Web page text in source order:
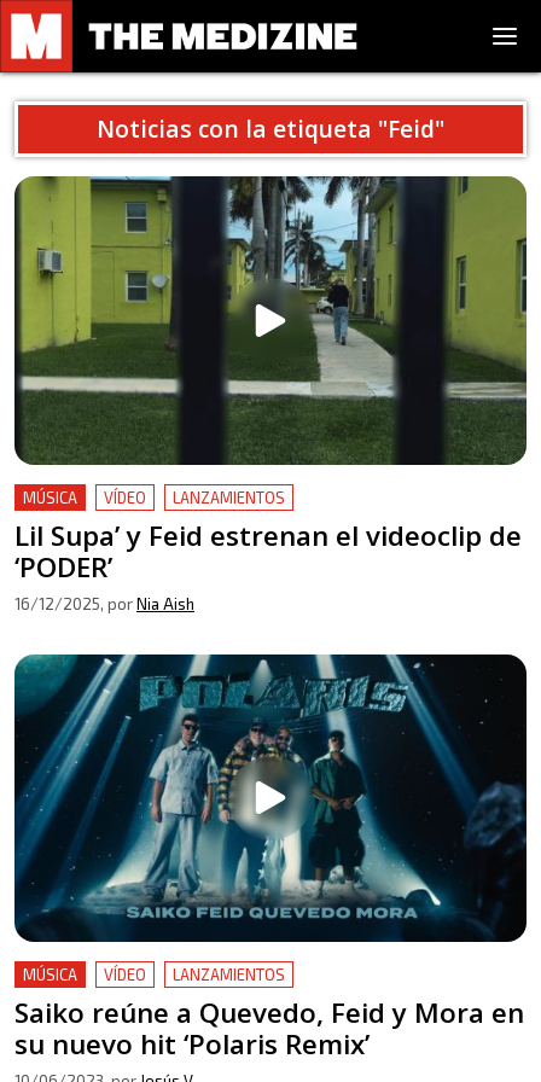
Noticias con la etiqueta "Feid"
MÚSICA VÍDEO LANZAMIENTOS
Lil Supa’ y Feid estrenan el videoclip de
‘PODER’
16/12/2025, porNia Aish
MÚSICA VÍDEO LANZAMIENTOS
Saiko reúne a Quevedo, Feid y Mora en
su nuevo hit ‘Polaris Remix’